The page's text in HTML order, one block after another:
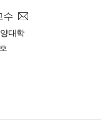
수
대학